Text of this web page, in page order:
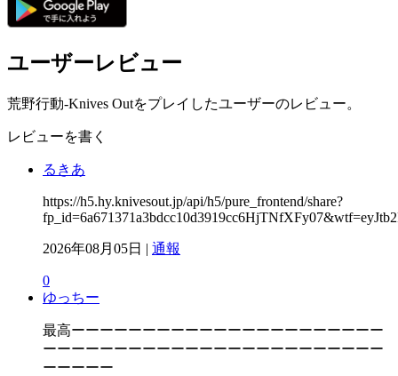
ユーザーレビュー
荒野行動-Knives Outをプレイしたユーザーのレビュー。
レビューを書く
るきあ
https://h5.hy.knivesout.jp/api/h5/pure_frontend/share?
2026年08月05日 | 通報
0
ゆっちー
最高ーーーーーーーーーーーーーーーーーーーーーー
ーーーーーーーーーーーーーーーーーーーーーーーー
ーーーーー